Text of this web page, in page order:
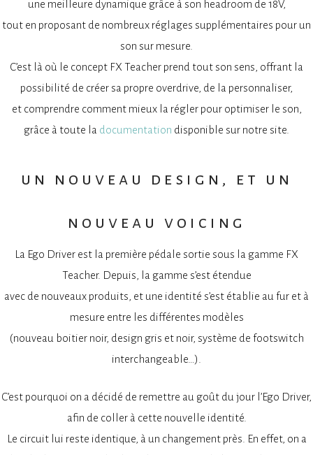
une meilleure dynamique grâce à son headroom de 18V,
tout en proposant de nombreux réglages supplémentaires pour un
son sur mesure.
C’est là où le concept FX Teacher prend tout son sens, offrant la
possibilité de créer sa propre overdrive, de la personnaliser,
et comprendre comment mieux la régler pour optimiser le son,
grâce à toute la documentation disponible sur notre site.
un nouveau design, et un
nouveau voicing
La Ego Driver est la première pédale sortie sous la gamme FX
Teacher. Depuis, la gamme s’est étendue
avec de nouveaux produits, et une identité s’est établie au fur et à
mesure entre les différentes modèles
(nouveau boitier noir, design gris et noir, système de footswitch
interchangeable…).
C’est pourquoi on a décidé de remettre au goût du jour l’Ego Driver,
afin de coller à cette nouvelle identité.
Le circuit lui reste identique, à un changement près. En effet, on a